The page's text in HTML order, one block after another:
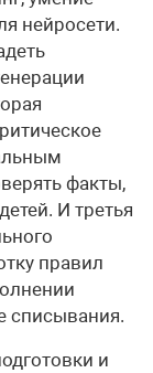
нейросети.
факты,
И третья
правил
списывания.
и